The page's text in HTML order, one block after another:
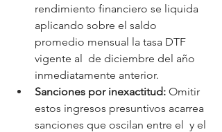
rendimiento financiero se liquida
aplicando sobre el saldo
promedio mensual la tasa DTF
vigente al  de diciembre del año
inmediatamente anterior.
Sanciones por inexactitud: Omitir
estos ingresos presuntivos acarrea
sanciones que oscilan entre el  y el